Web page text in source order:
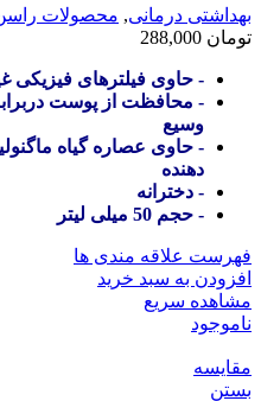
بهداشتی درمانی, محصولات
تومان
- حاوی فیلترهای فیزیکی
وسیع
- حاوی عصاره گیاه
دهنده
- دخترانه
- حجم 50 میلی لیتر
فهرست علاقه مندی ها
افزودن به سبد خرید
مشاهده سریع
ناموجود
مقایسه
بستن